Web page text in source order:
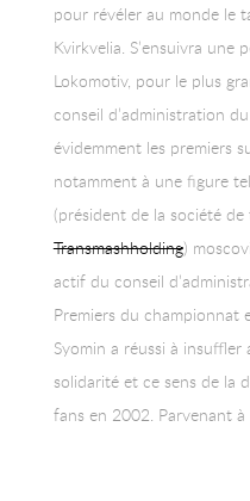
pour révéler au monde le
Kvirkvelia. S’ensuivra
Lokomotiv, pour le plus
conseil d’administration
évidemment les premiers
notamment à une figure
(président de la société
Transmashholding)
actif du conseil
Premiers du championnat
Syomin a réussi à
solidarité et ce sens de la
fans en 2002. Parvenant